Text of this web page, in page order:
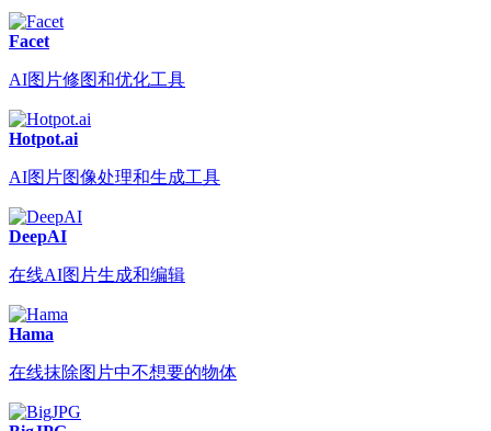
Facet
AI图片修图和优化工具
Hotpot.ai
AI图片图像处理和生成工具
DeepAI
在线AI图片生成和编辑
Hama
在线抹除图片中不想要的物体